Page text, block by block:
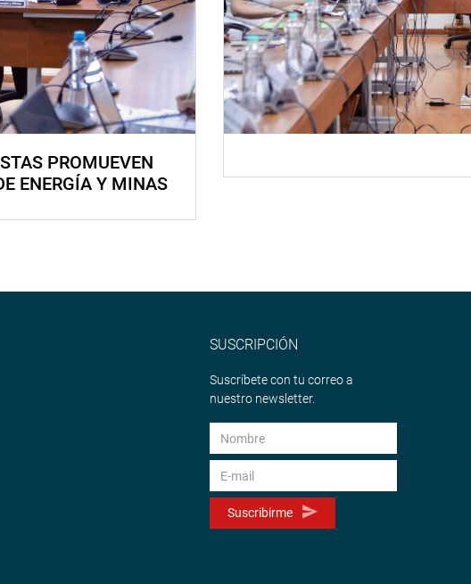
PROMUEVEN
ENERGÍA Y MINAS
SUSCRIPCIÓN
Suscríbete con tu correo a
nuestro newsletter.
Suscribirme